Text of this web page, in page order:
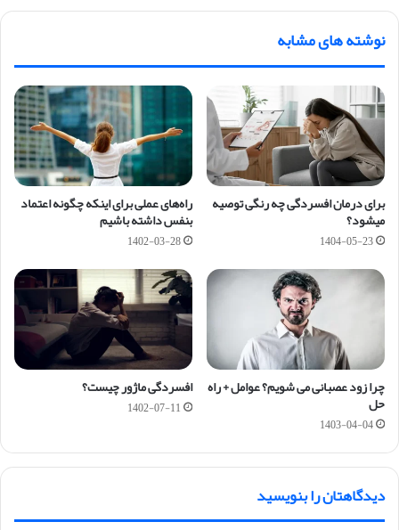
نوشته های مشابه
برای درمان افسردگی چه رنگی توصیه
میشود؟
1404-05-23
راه‌های عملی برای اینکه چگونه اعتماد
بنفس داشته باشیم
1402-03-28
چرا زود عصبانی می شویم؟ عوامل + راه
حل
1403-04-04
افسردگی ماژور چیست؟
1402-07-11
دیدگاهتان را بنویسید